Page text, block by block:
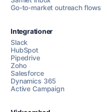
Chat med oss
Go-to-market outreach flows
Integrationer
Slack
HubSpot
Pipedrive
Zoho
Salesforce
Dynamics 365
Active Campaign